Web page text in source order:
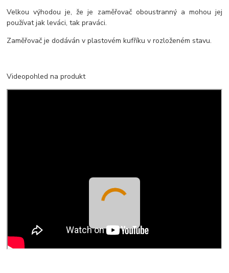
Velkou výhodou je, že je zaměřovač oboustranný a mohou jej
používat jak leváci, tak praváci.
Zaměřovač je dodáván v plastovém kufříku v rozloženém stavu.
Videopohled na produkt